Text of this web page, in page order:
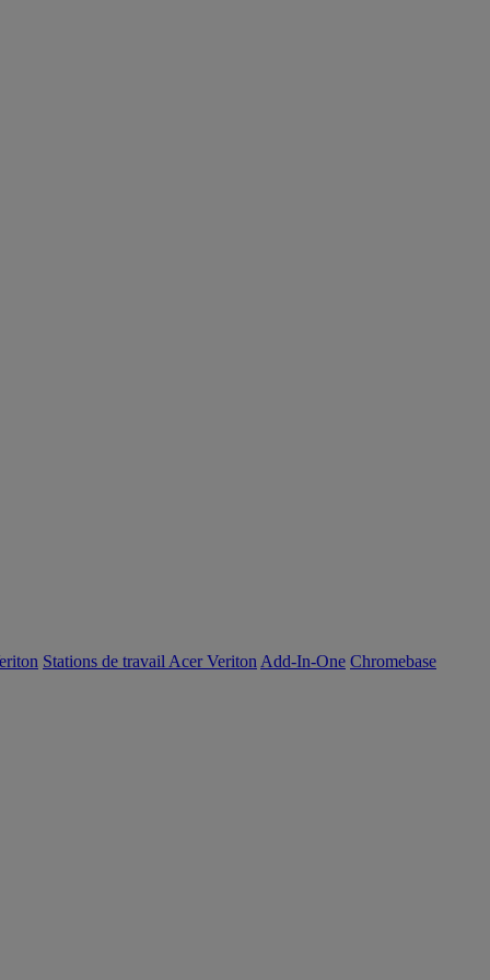
Stations de travail Acer Veriton Add-In-One Chromebase